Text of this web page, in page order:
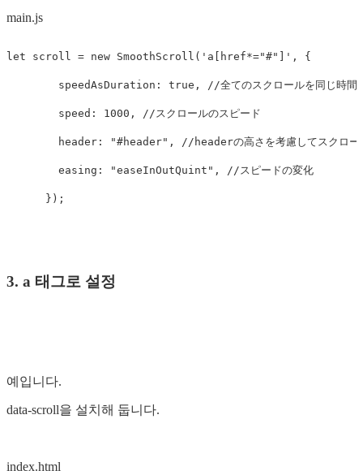
main.js
let scroll = new SmoothScroll ( ' a[href*="#"] ' , {
speedAsDuration : true , //全てのスクロールを同じ時間
speed : 1000 , //スクロールのスピード
header : "#header" , //headerの高さを考慮してスクロー
easing : "easeInOutQuint " , //スピードの変化
});
3. a 태그로 설정
예입니다.
data-scroll을 설치해 둡니다.
index.html